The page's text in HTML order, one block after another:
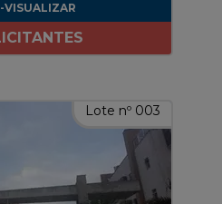
VISUALIZAR
Lote nº 003